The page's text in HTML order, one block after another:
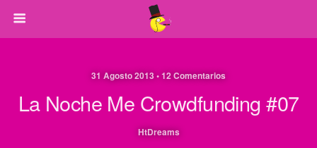
31 Agosto 2013 • 12 Comentarios
La Noche Me Crowdfunding #07
HtDreams